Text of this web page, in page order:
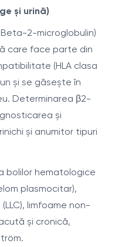
și urină)
2-microglobulin)
care face parte din
(HLA clasa
și se găsește în
Determinarea β2-
și
și anumitor tipuri
bolilor hematologice
plasmocitar),
limfoame non-
și cronică,